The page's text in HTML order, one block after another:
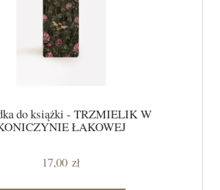
do książki - TRZMIELIK W
ŁĄKOWEJ
17,00 zł